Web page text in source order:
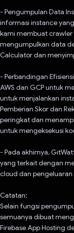
- Pengumpulan Data
informasi instance
kami membuat
mengumpulkan data
Calculator dan
- Perbandingan
AWS dan GCP untuk
untuk menjalankan
Pemberian Skor dan
peringkat dan
untuk mengeksekusi
- Pada akhirnya,
yang terkait dengan
cloud dan
Catatan:
Selain fungsi
semuanya dibuat
Firebase App Hosting